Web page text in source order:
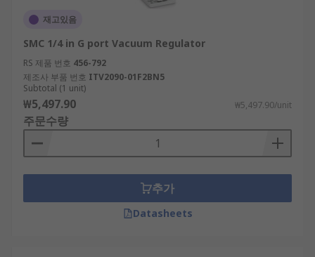
재고있음
SMC 1/4 in G port Vacuum Regulator
RS 제품 번호 456-792
제조사 부품 번호 ITV2090-01F2BN5
Subtotal (1 unit)
₩5,497.90 ₩5,497.90/unit
주문수량
추가
Datasheets